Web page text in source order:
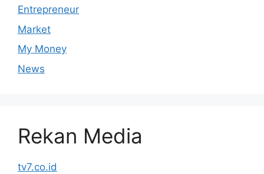
Entrepreneur
Market
My Money
News
Rekan Media
tv7.co.id